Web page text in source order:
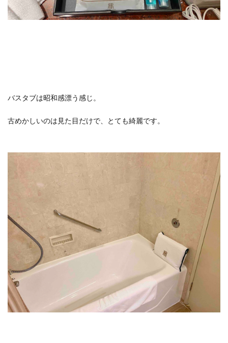
バスタブは昭和感漂う感じ。
古めかしいのは見た目だけで、とても綺麗です。